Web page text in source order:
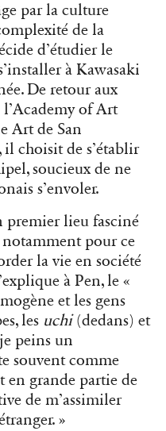
par la culture
de la
d’étudier le
à Kawasaki
De retour aux
of Art
Art de San
choisit de s’établir
soucieux de ne
s’envoler.
premier lieu fasciné
pour ce
la vie en société
à Pen, le «
et les gens
les uchi(dedans) et
peins un
souvent comme
en grande partie de
de m’assimiler
»